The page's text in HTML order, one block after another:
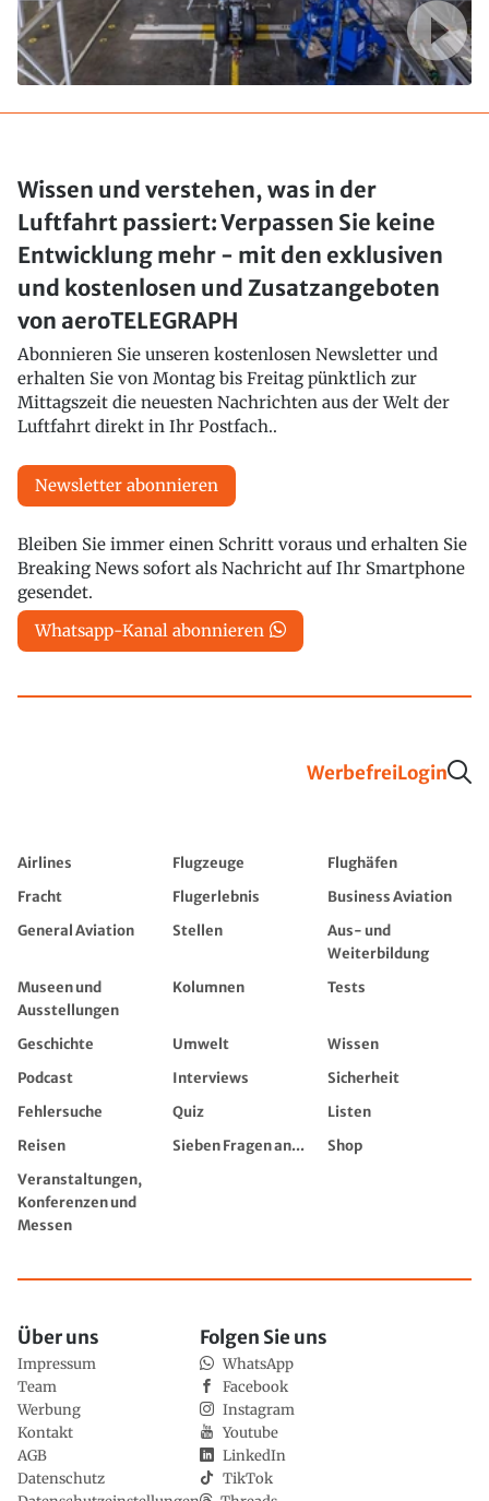
Wissen und verstehen, was in der
Luftfahrt passiert: Verpassen Sie keine
Entwicklung mehr - mit den exklusiven
und kostenlosen und Zusatzangeboten
von aeroTELEGRAPH
Abonnieren Sie unseren kostenlosen Newsletter und
erhalten Sie von Montag bis Freitag pünktlich zur
Mittagszeit die neuesten Nachrichten aus der Welt der
Luftfahrt direkt in Ihr Postfach..
Newsletter abonnieren
Bleiben Sie immer einen Schritt voraus und erhalten Sie
Breaking News sofort als Nachricht auf Ihr Smartphone
gesendet.
Whatsapp-Kanal abonnieren
WerbefreiLogin
Airlines Flugzeuge
Flughäfen
Fracht
Flugerlebnis
Business Aviation
General Aviation
Stellen
Aus- und
Weiterbildung
Museen und
Ausstellungen
Kolumnen Tests
Geschichte Umwelt
Wissen
Podcast
Interviews
Sicherheit
Fehlersuche
Quiz
Listen
Reisen
Sieben Fragen an...
Shop
Veranstaltungen,
Konferenzen und
Messen
Über uns
Impressum
Team
Werbung
Kontakt
AGB
Datenschutz
Folgen Sie uns
WhatsApp
Facebook
Instagram
Youtube
LinkedIn
TikTok